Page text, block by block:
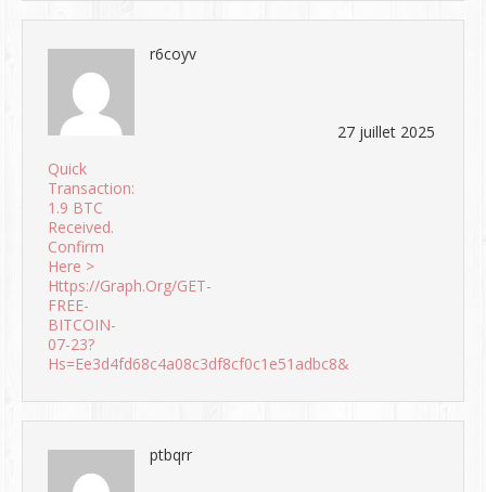
Quick
Transaction:
1.9 BTC
Received.
Confirm
Here >
Https://graph.org/GET-
FREE-
BITCOIN-
07-23?
Hs=ee3d4fd68c4a08c3df8cf0c1e51adbc8&
r6coyv
27 juillet 2025
ptbqrr